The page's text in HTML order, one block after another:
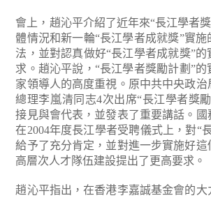
會上，趙沁平介紹了近年來“長江學者
體情況和新一輪“長江學者成就獎”實
法，並對認真做好“長江學者成就獎”
求。趙沁平說，“長江學者獎勵計劃”的
家領導人的高度重視。原中共中央政治
總理李嵐清同志4次出席“長江學者獎
接見與會代表，並發表了重要講話。
在2004年度長江學者受聘儀式上，對“
給予了充分肯定，並對進一步實施好
高層次人才隊伍建設提出了更高要求。
趙沁平指出，在香港李嘉誠基金會的大